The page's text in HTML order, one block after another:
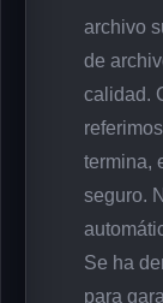
archivo
de
calidad.
termina,
seguro.
Se ha
para